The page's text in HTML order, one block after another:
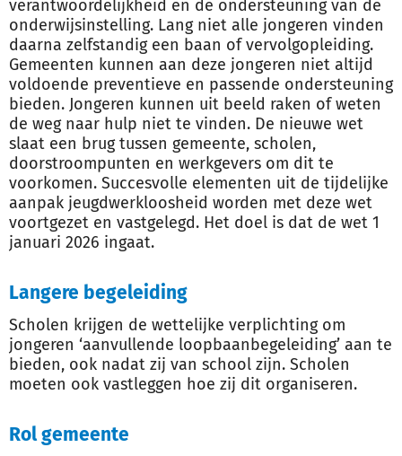
verantwoordelijkheid en de ondersteuning van de
onderwijsinstelling. Lang niet alle jongeren vinden
daarna zelfstandig een baan of vervolgopleiding.
Gemeenten kunnen aan deze jongeren niet altijd
voldoende preventieve en passende ondersteuning
bieden. Jongeren kunnen uit beeld raken of weten
de weg naar hulp niet te vinden. De nieuwe wet
slaat een brug tussen gemeente, scholen,
doorstroompunten en werkgevers om dit te
voorkomen. Succesvolle elementen uit de tijdelijke
aanpak jeugdwerkloosheid worden met deze wet
voortgezet en vastgelegd. Het doel is dat de wet 1
januari 2026 ingaat.
Langere begeleiding
Scholen krijgen de wettelijke verplichting om
jongeren ‘aanvullende loopbaanbegeleiding’ aan te
bieden, ook nadat zij van school zijn. Scholen
moeten ook vastleggen hoe zij dit organiseren.
Rol gemeente